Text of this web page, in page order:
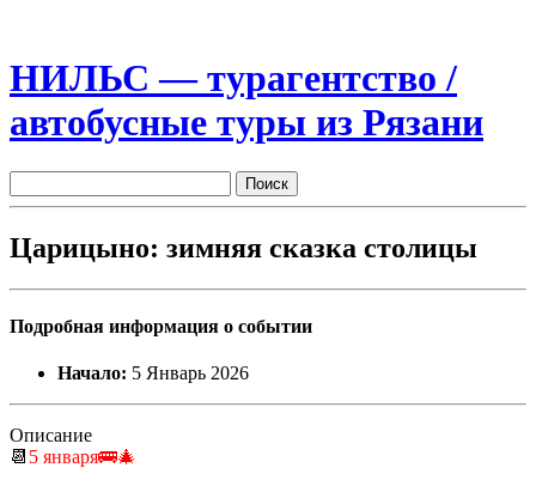
НИЛЬС — турагентство /
автобусные туры из Рязани
Царицыно: зимняя сказка столицы
Подробная информация о событии
Начало: 5 Январь 2026
Описание
📆 5 января🚌🎄